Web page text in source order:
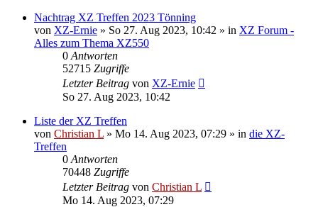
Nachtrag XZ Treffen 2023 Tönning
von XZ-Ernie » So 27. Aug 2023, 10:42 » in XZ Forum -
Alles zum Thema XZ550
0 Antworten
52715 Zugriffe
Letzter Beitrag von XZ-Ernie
So 27. Aug 2023, 10:42
Liste der XZ Treffen
von Christian L » Mo 14. Aug 2023, 07:29 » in die XZ-
Treffen
0 Antworten
70448 Zugriffe
Letzter Beitrag von Christian L
Mo 14. Aug 2023, 07:29